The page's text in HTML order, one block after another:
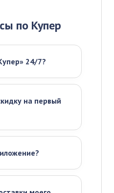
по Купер
24/7?
на первый